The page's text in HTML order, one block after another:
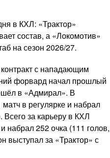
в КХЛ: «Трактор»
состав, а «Локомотив»
на сезон 2026/27.
с нападающим
форвард начал прошлый
в «Адмирал». В
в регулярке и набрал
Всего за карьеру в КХЛ
набрал 252 очка (111 голов,
выступал за «Трактор» с